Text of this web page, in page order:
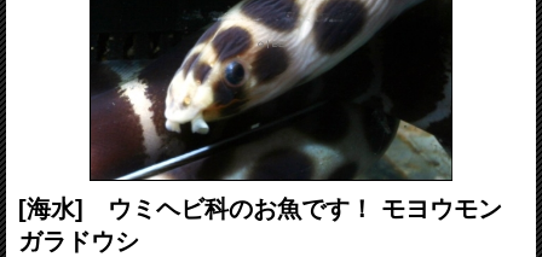
[海水] ウミヘビ科のお魚です！ モヨウモン
ガラドウシ